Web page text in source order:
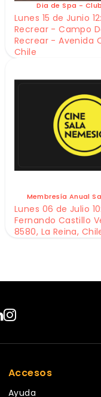
Dia de Spa -
Lunes 15 de Junio
Recrear - Campo
Recrear - Avenida
Chile
Membresía Anual
Lunes 06 de Julio
Fernando Castillo
8580, La Reina,
Accesos
Ayuda